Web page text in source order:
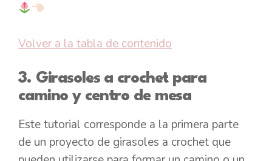
Volver a la tabla de contenido
3. Girasoles a crochet para
camino y centro de mesa
Este tutorial corresponde a la primera parte
de un proyecto de girasoles a crochet que